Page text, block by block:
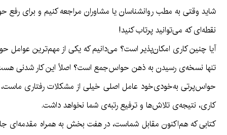
شاید وقتی به مطب روانشناسان یا مشاوران مراجعه کنیم و برای رفع
نقطه‌ای که می‌توانید پرتاب کنید!
آیا چنین کاری امکان‌پذیر است؟ می‌دانیم که یکی از مهم‌ترین عوامل
تنها نسخه‌ی رسیدن به ذهن حواس‌جمع است؟ اصلاً این کار شدنی
حواس‌پرتی به‌خودی‌خود عامل اصلی خیلی از مشکلات رفتاری ماست،
کاری، نتیجه‌ی تلاش‌ها و ترفیع رتبه‌ی شما نخواهد داشت.
کتابی که هم‌اکنون مقابل شماست، در هفت بخش به همراه مقدمه‌ای